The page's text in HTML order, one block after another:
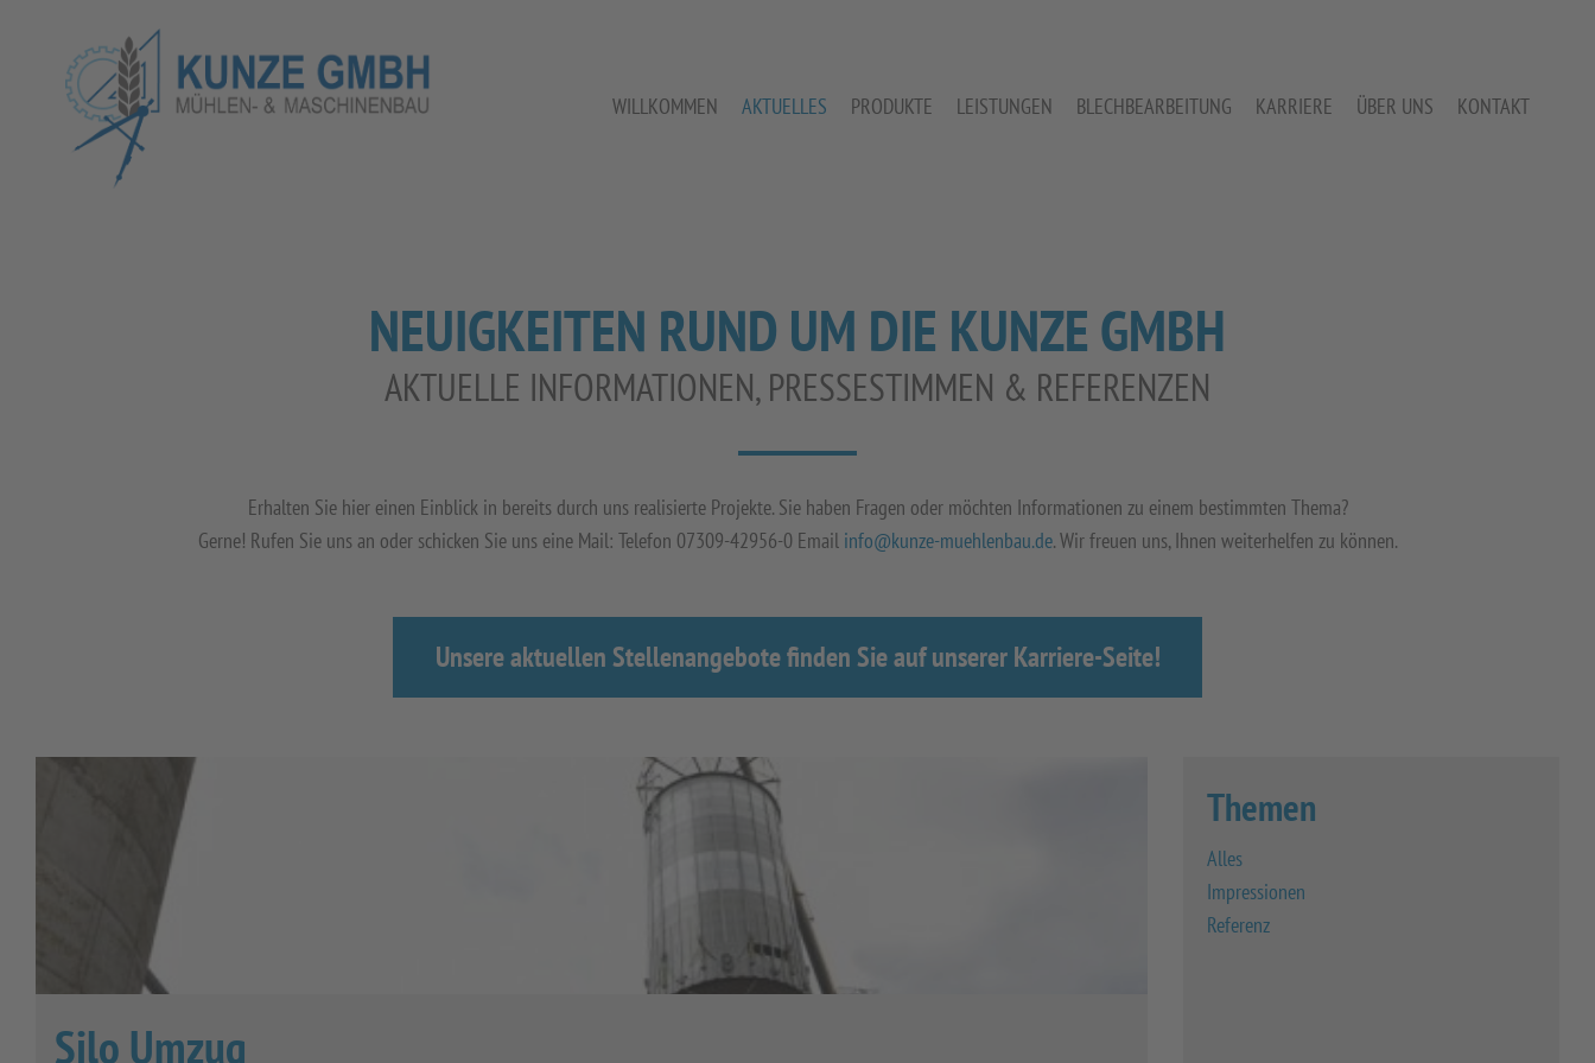
WILLKOMMEN AKTUELLES PRODUKTE LEISTUNGEN BLECHBEARBEITUNG KARRIERE ÜBER UNS KONTAKT
NEUIGKEITEN RUND UM DIE KUNZE GMBH
AKTUELLE INFORMATIONEN, PRESSESTIMMEN & REFERENZEN
Erhalten Sie hier einen Einblick in bereits durch uns realisierte Projekte. Sie haben Fragen oder möchten Informationen zu einem bestimmten Thema?
Gerne! Rufen Sie uns an oder schicken Sie uns eine Mail: Telefon 07309-42956-0 Email info@kunze-muehlenbau.de. Wir freuen uns, Ihnen weiterhelfen zu können.
Unsere aktuellen Stellenangebote finden Sie auf unsererKarriere-Seite!
Silo Umzug
Themen
Alles
Impressionen
Referenz